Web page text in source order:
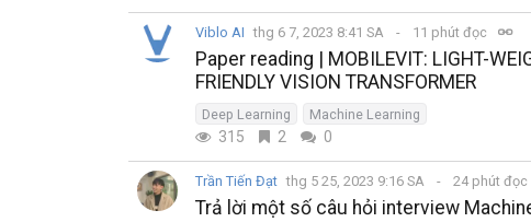
Viblo AI thg 6 7, 2023 8:41 SA 11 phút đọc
Paper reading | MOBILEVIT: LIGHT-
FRIENDLY VISION TRANSFORMER
Deep Learning Machine Learning
315 2 0
Trần Tiến Đạt thg 5 25, 2023 9:16 SA 24 phút đọc
Trả lời một số câu hỏi interview